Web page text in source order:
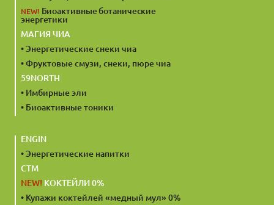
NEW! Биоактивные ботанические
энергетики
МАГИЯ ЧИА
• Энергетические снеки чиа
• Фруктовые смузи, снеки, пюре чиа
59NORTH
• Имбирные эли
• Биоактивные тоники
ENGIN
• Энергетические напитки
CTM
NEW! КОКТЕЙЛИ 0%
• Купажи коктейлей «медный мул» 0%